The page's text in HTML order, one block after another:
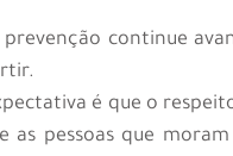
prevenção continue
é que o
as pessoas que